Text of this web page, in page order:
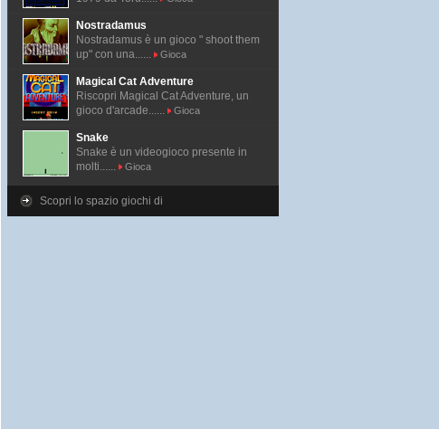
Nostradamus
Nostradamus è un gioco " shoot them
up" con una......
Gioca
Magical Cat Adventure
Riscopri Magical Cat Adventure, un
gioco d'arcade......
Gioca
Snake
Snake è un videogioco presente in
molti......
Gioca
Scopri lo spazio giochi di